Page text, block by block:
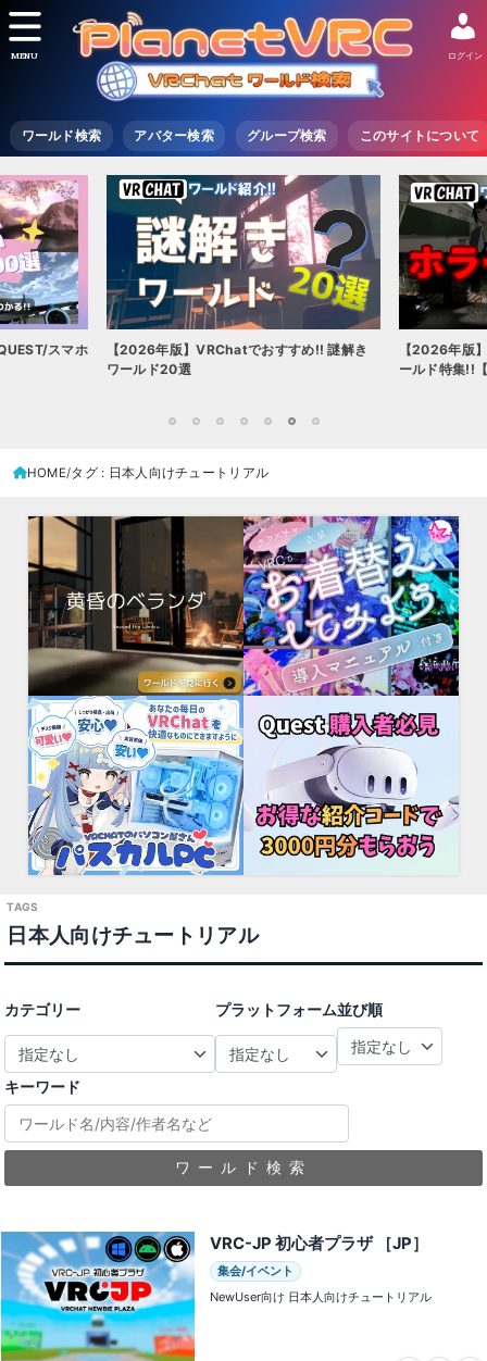
ワールド検索 アバター検索 グループ検索 このサイトについて
ログイン
MENU
スマホ
【2026年版】VRChatでおすすめ!! 謎解き
ワールド20選
【2026年版
ールド特集!!
HOME タグ : 日本人向けチュートリアル
日本人向けチュートリアル
カテゴリー プラットフォーム並び順
キーワード
ワールド検索
VRC-JP 初心者プラザ ［JP］
集会/イベント
NewUser向け 日本人向けチュートリアル